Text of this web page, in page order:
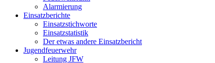
Alarmierung
Einsatzberichte
Einsatzstichworte
Einsatzstatistik
Der etwas andere Einsatzbericht
Jugendfeuerwehr
Leitung JFW